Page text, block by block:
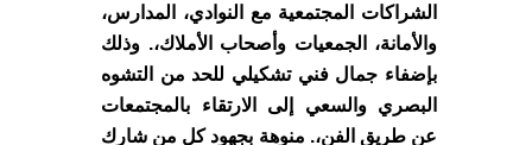
الشراكات المجتمعية مع النوادي، المدارس،
والأمانة، الجمعيات وأصحاب الأملاك،. وذلك
بإضفاء جمال فني تشكيلي للحد من التشوه
البصري والسعي إلى الارتقاء بالمجتمعات
عن طريق الفن،. منوهة بجهود كل من شارك